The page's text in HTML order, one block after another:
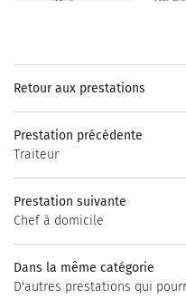
PRESTATIONS
– VIDÉOS
BON CADEAU
ACTUALITÉS
TOURISME
CONTACT
Retour aux prestations
Prestation précédente
Traiteur
Prestation suivante
Chef à domicile
Dans la même catégorie
D'autres prestations qui